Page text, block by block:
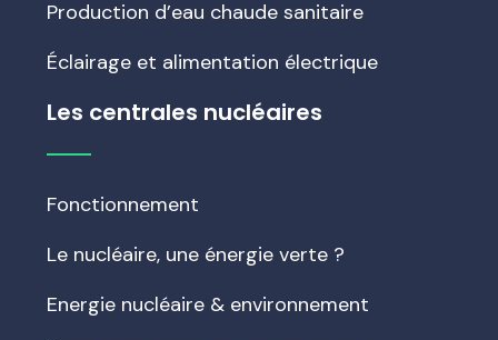
Production d’eau chaude sanitaire
Éclairage et alimentation électrique
Les centrales nucléaires
Fonctionnement
Le nucléaire, une énergie verte ?
Energie nucléaire & environnement